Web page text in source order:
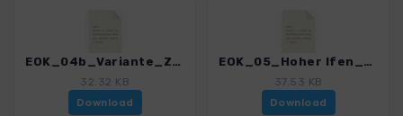
EOK_04b_Variante_Zafernalift_Max Huette_3121_3.gpx
32.32 KB
Download
EOK_05_Hoher Ifen_3121_3.gpx
37.53 KB
Download